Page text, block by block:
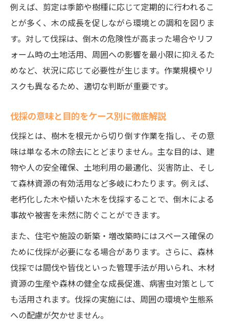
例えば、剪定は季節や樹種に応じて定期的に行われるこ
とが多く、木の成長を促しながら環境との調和を図りま
す。対して伐採は、倒木の危険性が高まった場合やリフ
ォーム時の土地活用、周囲への影響を最小限に抑えるた
めなど、状況に応じて必要性が生じます。作業規模やリ
スクも異なるため、適切な判断が重要です。
伐採の意味と目的をケース別に徹底解説
伐採とは、樹木を根元から切り倒す作業を指し、その意
味は単なる木の除去にとどまりません。主な目的は、建
物や人の安全確保、土地利用の最適化、災害防止、そし
て森林資源の有効活用など多岐にわたります。例えば、
老朽化した木や傾いた木を伐採することで、倒木による
事故や被害を未然に防ぐことができます。
また、住宅や施設の新築・増改築時にはスペース確保の
ために伐採が必要になる場合があります。さらに、森林
伐採では間伐や皆伐といった管理手法が用いられ、木材
資源の生産や森林の健全な成長促進、病害虫対策として
も活用されます。伐採の実施には、周囲の環境や生態系
への配慮が欠かせません。